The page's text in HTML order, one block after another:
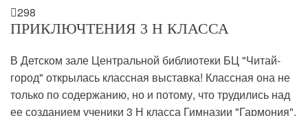
298
ПРИКЛЮЧТЕНИЯ 3 Н КЛАССА
В Детском зале Центральной библиотеки БЦ "Читай-
город" открылась классная выставка! Классная она не
только по содержанию, но и потому, что трудились над
ее созданием ученики 3 Н класса Гимназии "Гармония".